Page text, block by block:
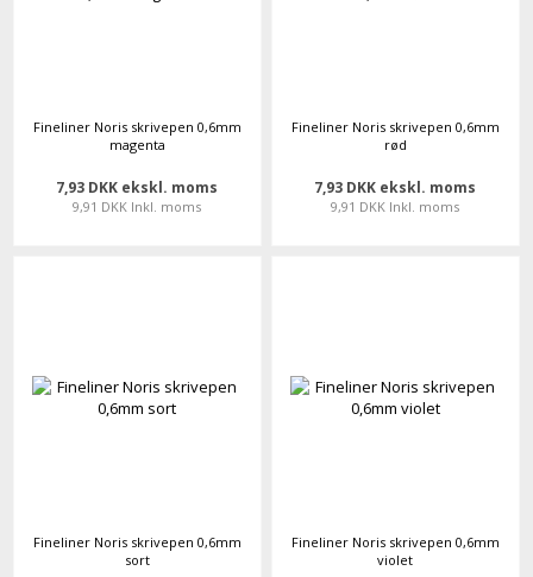
Fineliner Noris skrivepen 0,6mm
magenta
7,93 DKK ekskl. moms
9,91 DKK Inkl. moms
Fineliner Noris skrivepen 0,6mm
rød
7,93 DKK ekskl. moms
9,91 DKK Inkl. moms
Fineliner Noris skrivepen 0,6mm
sort
Fineliner Noris skrivepen 0,6mm
violet